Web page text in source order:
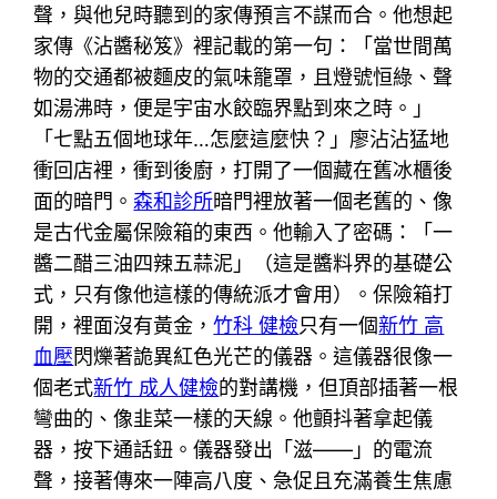
聲，與他兒時聽到的家傳預言不謀而合。他想起
家傳《沾醬秘笈》裡記載的第一句：「當世間萬
物的交通都被麵皮的氣味籠罩，且燈號恒綠、聲
如湯沸時，便是宇宙水餃臨界點到來之時。」
「七點五個地球年…怎麼這麼快？」廖沾沾猛地
衝回店裡，衝到後廚，打開了一個藏在舊冰櫃後
面的暗門。 森和診所暗門裡放著一個老舊的、像
是古代金屬保險箱的東西。他輸入了密碼：「一
醬二醋三油四辣五蒜泥」（這是醬料界的基礎公
式，只有像他這樣的傳統派才會用）。保險箱打
開，裡面沒有黃金，竹科 健檢只有一個新竹 高
血壓閃爍著詭異紅色光芒的儀器。這儀器很像一
個老式新竹 成人健檢的對講機，但頂部插著一根
彎曲的、像韭菜一樣的天線。他顫抖著拿起儀
器，按下通話鈕。儀器發出「滋——」的電流
聲，接著傳來一陣高八度、急促且充滿養生焦慮